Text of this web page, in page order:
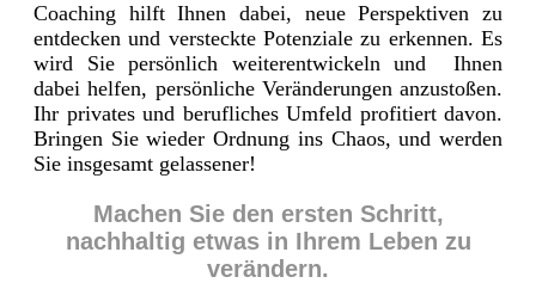
Coaching hilft Ihnen dabei, neue Perspektiven zu
entdecken und versteckte Potenziale zu erkennen. Es
wird Sie persönlich weiterentwickeln und Ihnen
dabei helfen, persönliche Veränderungen anzustoßen.
Ihr privates und berufliches Umfeld profitiert davon.
Bringen Sie wieder Ordnung ins Chaos, und werden
Sie insgesamt gelassener!
Machen Sie den ersten Schritt,
nachhaltig etwas in Ihrem Leben zu
verändern.